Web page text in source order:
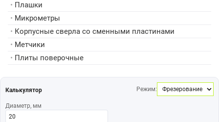
• Плашки
• Микрометры
• Корпусные сверла со сменными пластинами
• Метчики
• Плиты поверочные
Калькулятор Режим:
Диаметр, мм